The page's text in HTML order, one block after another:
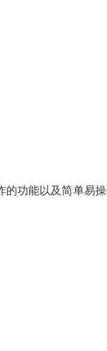
的功能以及简单易